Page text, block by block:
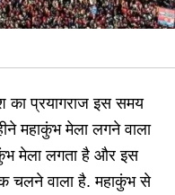
प्रयागराज इस समय
महाकुंभ मेला लगने वाला
मेला लगता है और इस
चलने वाला है. महाकुंभ से